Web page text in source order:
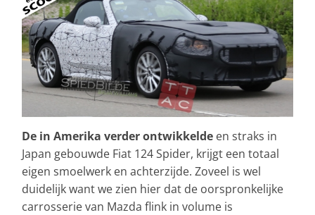
De in Amerika verder ontwikkelde en straks in
Japan gebouwde Fiat 124 Spider, krijgt een totaal
eigen smoelwerk en achterzijde. Zoveel is wel
duidelijk want we zien hier dat de oorspronkelijke
carrosserie van Mazda flink in volume is